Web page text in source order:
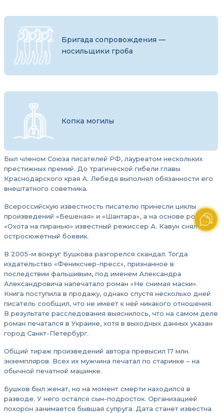
Бригада сопровождения —
носильщики гроба
Копка могилы
Был членом Союза писателей РФ, лауреатом нескольких
престижных премий. До трагической гибели главы
Краснодарского края А. Лебедя выполнял обязанности его
внештатного советника.
Всероссийскую известность писателю принесли циклы
произведений «Бешеная» и «Шантара», а на основе романа
«Охота на пиранью» известный режиссер А. Кавун снял
остросюжетный боевик.
В 2005-м вокруг Бушкова разгорелся скандал. Тогда
издательство «Фениксчер-пресс», признанное в
последствии фальшивым, под именем Александра
Александровича напечатало роман «Не снимая маски».
Книга поступила в продажу, однако спустя несколько дней
писатель сообщил, что не имеет к ней никакого отношения.
В результате расследования выяснилось, что на самом деле
роман печатался в Украине, хотя в выходных данных указан
город Санкт-Петербург.
Общий тираж произведений автора превысил 17 млн.
экземпляров. Всех их мужчина печатал по старинке – на
обычной печатной машинке.
Бушков был женат, но на момент смерти находился в
разводе. У него остался сын-подросток. Организацией
похорон занимается бывшая супруга. Дата станет известна